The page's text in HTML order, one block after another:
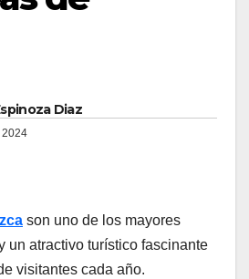
Diaz
2024
son uno de los mayores
un atractivo turístico fascinante
visitantes cada año.